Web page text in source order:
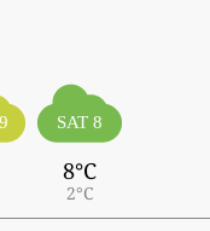
SAT 8
8°C
2°C